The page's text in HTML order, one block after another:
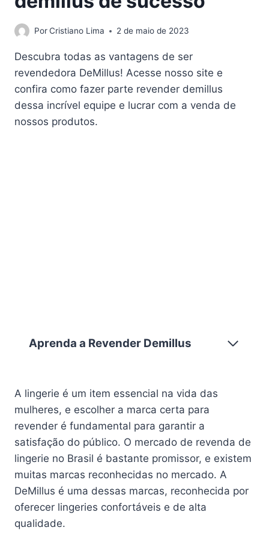
PorCristiano Lima 2 de maio de 2023
Descubra todas as vantagens de ser
revendedora DeMillus! Acesse nosso site e
confira como fazer parte revender demillus
dessa incrível equipe e lucrar com a venda de
nossos produtos.
Aprenda a Revender Demillus
A lingerie é um item essencial na vida das
mulheres, e escolher a marca certa para
revender é fundamental para garantir a
satisfação do público. O mercado de revenda de
lingerie no Brasil é bastante promissor, e existem
muitas marcas reconhecidas no mercado. A
DeMillus é uma dessas marcas, reconhecida por
oferecer lingeries confortáveis e de alta
qualidade.